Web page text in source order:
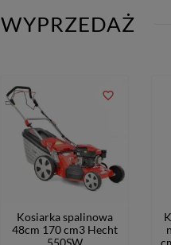
WYPRZEDAŻ
Kosiarka spalinowa
48cm 170 cm3 Hecht
550SW
favorite_border